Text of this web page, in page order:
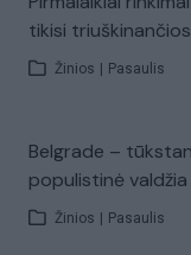
tikisi
Žinios Pasaulis
Belgrade –
populistinė
Žinios Pasaulis